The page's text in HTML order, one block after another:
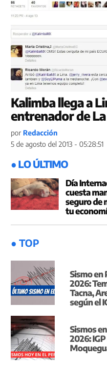
Kalimba llega a
entrenador de
por Redacción
5 de agosto del 2013 - 05:28:51
● LO ÚLTIMO
Día
cuesta
seguro de
tu
● TOP
Sismo en
2026:
Tacna,
según el
Sismos
2026: